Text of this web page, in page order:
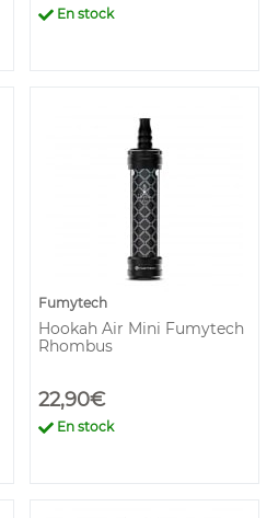
En stock
Fumytech
Hookah Air Mini Fumytech
Rhombus
22,90€
En stock